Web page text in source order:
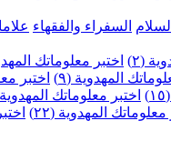
السفراء والفقهاء
(٢) اختبر معلوماتك
المهدوية (٩) اختبر
اختبر معلوماتك المهدوية
معلوماتك المهدوية (٢٢)